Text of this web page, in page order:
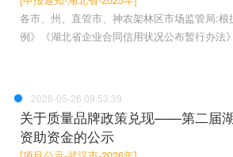
各市、州、直管市、神农架林区市场监管局:
例》《湖北省企业合同信用状况公布暂行办法
2026-05-26 09:53:39
关于质量品牌政策兑现——第二届
资助资金的公示